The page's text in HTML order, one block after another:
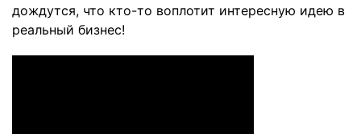
дождутся, что кто-то воплотит интересную идею в
реальный бизнес!